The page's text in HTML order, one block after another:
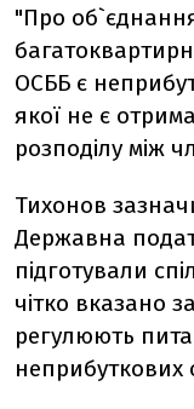
"Про
ОСББ є
якої не є
розподілу між
Тихонов
Державна
підготували
чітко вказано
регулюють
неприбуткових